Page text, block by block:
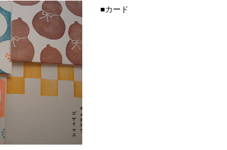
■カード